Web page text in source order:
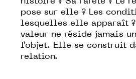
pose sur elle ? Les
lesquelles elle apparaît
valeur ne réside jamais
l’objet. Elle se construit
relation.